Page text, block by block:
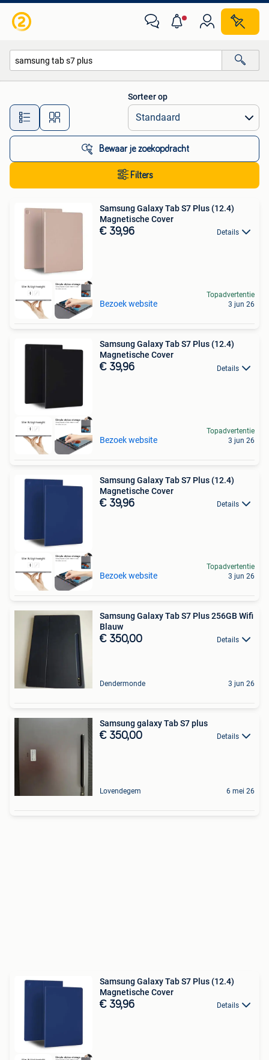
Alle afstanden…
Sorteer op
Bewaar je zoekopdracht
Filters
Samsung Galaxy Tab S7 Plus (12.4)
Magnetische Cover
€ 39,96 Details
Bezoek website
Topadvertentie
3 jun 26
Samsung Galaxy Tab S7 Plus (12.4)
Magnetische Cover
€ 39,96 Details
Bezoek website
Topadvertentie
3 jun 26
Samsung Galaxy Tab S7 Plus (12.4)
Magnetische Cover
€ 39,96 Details
Bezoek website
Topadvertentie
3 jun 26
Samsung Galaxy Tab S7 Plus 256GB Wifi
Blauw
€ 350,00 Details
Dendermonde 3 jun 26
Samsung galaxy Tab S7 plus
€ 350,00 Details
Lovendegem 6 mei 26
Samsung Galaxy Tab S7 Plus (12.4)
Magnetische Cover
€ 39,96 Details